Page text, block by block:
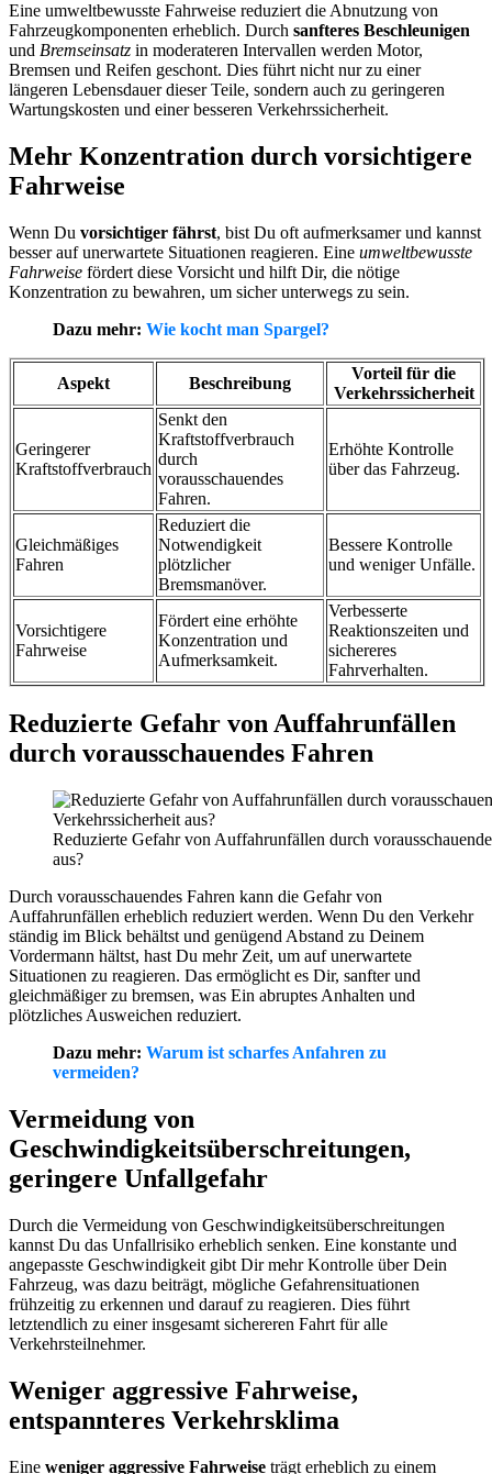
Eine umweltbewusste Fahrweise reduziert die Abnutzung von
Fahrzeugkomponenten erheblich. Durch sanfteres Beschleunigen
und Bremseinsatz in moderateren Intervallen werden Motor,
Bremsen und Reifen geschont. Dies führt nicht nur zu einer
längeren Lebensdauer dieser Teile, sondern auch zu geringeren
Wartungskosten und einer besseren Verkehrssicherheit.
Mehr Konzentration durch vorsichtigere
Fahrweise
Wenn Du vorsichtiger fährst, bist Du oft aufmerksamer und kannst
besser auf unerwartete Situationen reagieren. Eine umweltbewusste
Fahrweise fördert diese Vorsicht und hilft Dir, die nötige
Konzentration zu bewahren, um sicher unterwegs zu sein.
Dazu mehr: Wie kocht man Spargel?
Aspekt Beschreibung
Vorteil für die
Verkehrssicherheit
Geringerer
Kraftstoffverbrauch
Senkt den
Kraftstoffverbrauch
durch
vorausschauendes
Fahren.
Erhöhte Kontrolle
über das Fahrzeug.
Gleichmäßiges
Fahren
Reduziert die
Notwendigkeit
plötzlicher
Bremsmanöver.
Bessere Kontrolle
und weniger Unfälle.
Vorsichtigere
Fahrweise
Fördert eine erhöhte
Konzentration und
Aufmerksamkeit.
Verbesserte
Reaktionszeiten und
sichereres
Fahrverhalten.
Reduzierte Gefahr von Auffahrunfällen
durch vorausschauendes Fahren
Reduzierte Gefahr von Auffahrunfällen durch
aus?
Durch vorausschauendes Fahren kann die Gefahr von
Auffahrunfällen erheblich reduziert werden. Wenn Du den Verkehr
ständig im Blick behältst und genügend Abstand zu Deinem
Vordermann hältst, hast Du mehr Zeit, um auf unerwartete
Situationen zu reagieren. Das ermöglicht es Dir, sanfter und
gleichmäßiger zu bremsen, was Ein abruptes Anhalten und
plötzliches Ausweichen reduziert.
Dazu mehr: Warum ist scharfes Anfahren zu
vermeiden?
Vermeidung von
Geschwindigkeitsüberschreitungen,
geringere Unfallgefahr
Durch die Vermeidung von Geschwindigkeitsüberschreitungen
kannst Du das Unfallrisiko erheblich senken. Eine konstante und
angepasste Geschwindigkeit gibt Dir mehr Kontrolle über Dein
Fahrzeug, was dazu beiträgt, mögliche Gefahrensituationen
frühzeitig zu erkennen und darauf zu reagieren. Dies führt
letztendlich zu einer insgesamt sichereren Fahrt für alle
Verkehrsteilnehmer.
Weniger aggressive Fahrweise,
entspannteres Verkehrsklima
Eine weniger aggressive Fahrweise trägt erheblich zu einem